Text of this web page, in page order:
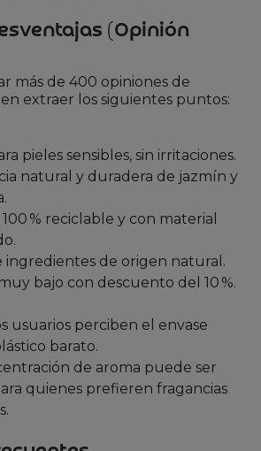
(Opinión
más de 400 opiniones de
extraer los siguientes puntos:
pieles sensibles, sin irritaciones.
natural y duradera de jazmín y
100 % reciclable y con material
ingredientes de origen natural.
bajo con descuento del 10 %.
usuarios perciben el envase
barato.
de aroma puede ser
quienes prefieren fragancias